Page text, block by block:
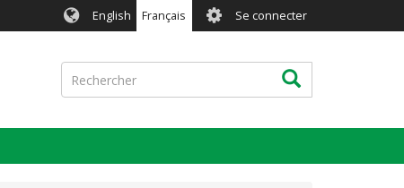
English Français User
account
menu
Se connecter
Rechercher Rechercher